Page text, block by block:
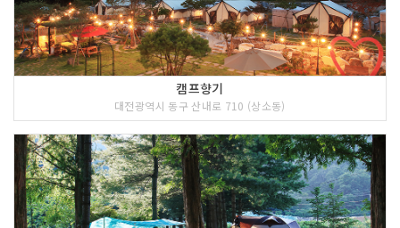
캠프향기
대전광역시 동구 산내로 710 (상소동)